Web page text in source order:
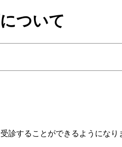
ついて
することができるようになり